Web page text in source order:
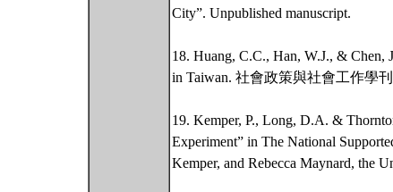
City”. Unpublished manuscript.
18. Huang, C.C., Han, W.J., & Chen,
in Taiwan. 社會政策與社會工作學刊
19. Kemper, P., Long, D.A. &
Experiment” in The National
Kemper, and Rebecca Maynard, the